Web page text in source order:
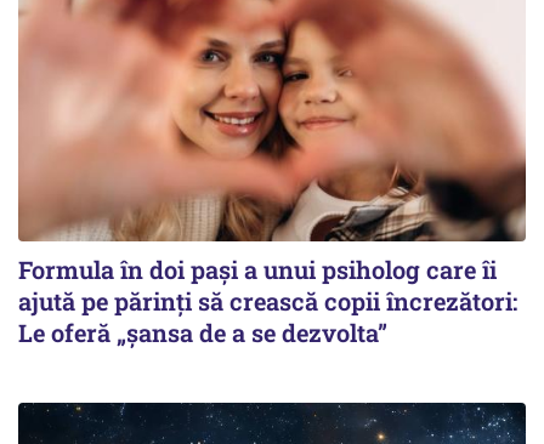
Formula în doi pași a unui psiholog care îi
ajută pe părinți să crească copii încrezători:
Le oferă „șansa de a se dezvolta”